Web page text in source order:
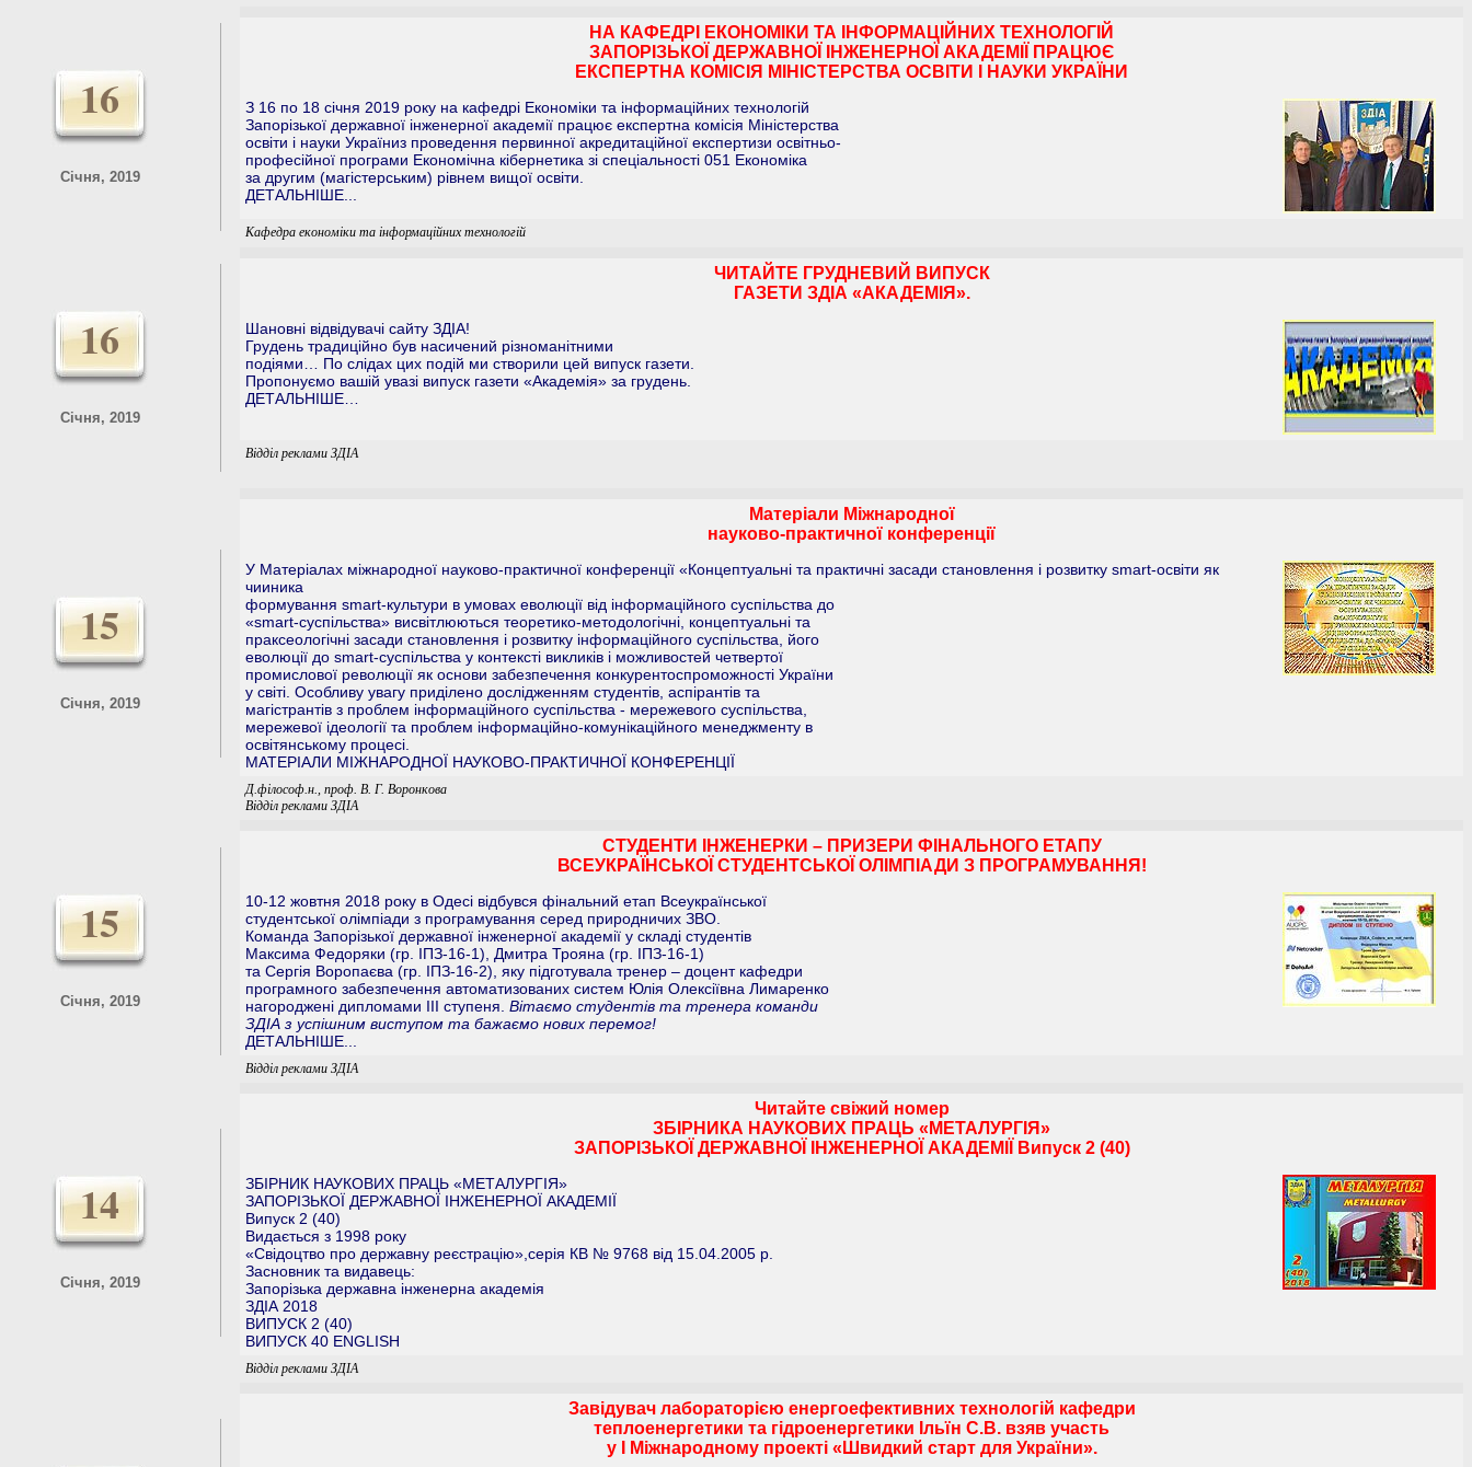
16
Січня, 2019
НА КАФЕДРІ ЕКОНОМІКИ ТА ІНФОРМАЦІЙНИХ ТЕХНОЛОГІЙ
ЗАПОРІЗЬКОЇ ДЕРЖАВНОЇ ІНЖЕНЕРНОЇ АКАДЕМІЇ ПРАЦЮЄ
ЕКСПЕРТНА КОМІСІЯ МІНІСТЕРСТВА ОСВІТИ І НАУКИ УКРАЇНИ
З 16 по 18 січня 2019 року на кафедрі Економіки та інформаційних технологій
Запорізької державної інженерної академії працює експертна комісія Міністерства
освіти і науки Україниз проведення первинної акредитаційної експертизи освітньо-
професійної програми Економічна кібернетика зі спеціальності 051 Економіка
за другим (магістерським) рівнем вищої освіти.
ДЕТАЛЬНІШЕ...
Кафедра економіки та інформаційних технологій
16
Січня, 2019
ЧИТАЙТЕ ГРУДНЕВИЙ ВИПУСК
ГАЗЕТИ ЗДІА «АКАДЕМІЯ».
Шановні відвідувачі сайту ЗДІА!
Грудень традиційно був насичений різноманітними
подіями… По слідах цих подій ми створили цей випуск газети.
Пропонуємо вашій увазі випуск газети «Академія» за грудень.
ДЕТАЛЬНІШЕ…
Відділ реклами ЗДІА
15
Січня, 2019
Матеріали Міжнародної
науково-практичної конференції
У Матеріалах міжнародної науково-практичної конференції «Концептуальні та практичні засади становлення і розвитку smart-освіти як
чииника
формування smart-культури в умовах еволюції від інформаційного суспільства до
«smart-суспільства» висвітлюються теоретико-методологічні, концептуальні та
праксеологічні засади становлення і розвитку інформаційного суспільства, його
еволюції до smart-суспільства у контексті викликів і можливостей четвертої
промислової революції як основи забезпечення конкурентоспроможності України
у світі. Особливу увагу приділено дослідженням студентів, аспірантів та
магістрантів з проблем інформаційного суспільства - мережевого суспільства,
мережевої ідеології та проблем інформаційно-комунікаційного менеджменту в
освітянському процесі.
МАТЕРІАЛИ МІЖНАРОДНОЇ НАУКОВО-ПРАКТИЧНОЇ КОНФЕРЕНЦІЇ
Д.філософ.н., проф. В. Г. Воронкова
Відділ реклами ЗДІА
15
Січня, 2019
СТУДЕНТИ ІНЖЕНЕРКИ – ПРИЗЕРИ ФІНАЛЬНОГО ЕТАПУ
ВСЕУКРАЇНСЬКОЇ СТУДЕНТСЬКОЇ ОЛІМПІАДИ З ПРОГРАМУВАННЯ!
10-12 жовтня 2018 року в Одесі відбувся фінальний етап Всеукраїнської
студентської олімпіади з програмування серед природничих ЗВО.
Команда Запорізької державної інженерної академії у складі студентів
Максима Федоряки (гр. ІПЗ-16-1), Дмитра Трояна (гр. ІПЗ-16-1)
та Сергія Воропаєва (гр. ІПЗ-16-2), яку підготувала тренер – доцент кафедри
програмного забезпечення автоматизованих систем Юлія Олексіївна Лимаренко
нагороджені дипломами ІІІ ступеня. Вітаємо студентів та тренера команди
ЗДІА з успішним виступом та бажаємо нових перемог!
ДЕТАЛЬНІШЕ...
Відділ реклами ЗДІА
14
Січня, 2019
Читайте свіжий номер
ЗБІРНИКА НАУКОВИХ ПРАЦЬ «МЕТАЛУРГІЯ»
ЗАПОРІЗЬКОЇ ДЕРЖАВНОЇ ІНЖЕНЕРНОЇ АКАДЕМІЇ Випуск 2 (40)
ЗБІРНИК НАУКОВИХ ПРАЦЬ «МЕТАЛУРГІЯ»
ЗАПОРІЗЬКОЇ ДЕРЖАВНОЇ ІНЖЕНЕРНОЇ АКАДЕМІЇ
Випуск 2 (40)
Видається з 1998 року
«Свідоцтво про державну реєстрацію»,серія КВ № 9768 від 15.04.2005 р.
Засновник та видавець:
Запорізька державна інженерна академія
ЗДІА 2018
ВИПУСК 2 (40)
ВИПУСК 40 ENGLISH
Відділ реклами ЗДІА
Завідувач лабораторією енергоефективних технологій кафедри
теплоенергетики та гідроенергетики Ільїн С.В. взяв участь
у І Міжнародному проекті «Швидкий старт для України».